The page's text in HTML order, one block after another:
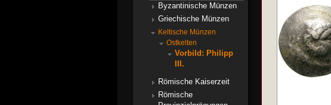
Byzantinische Münzen
Griechische Münzen
Keltische Münzen
Ostkelten
Vorbild: Philipp
III.
Römische Kaiserzeit
Römische